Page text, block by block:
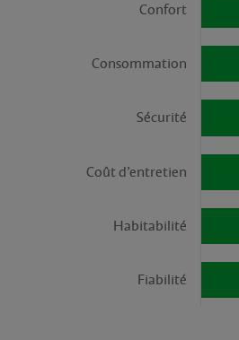
Confort
Consommation
Sécurité
Coût d’entretien
Habitabilité
Fiabilité